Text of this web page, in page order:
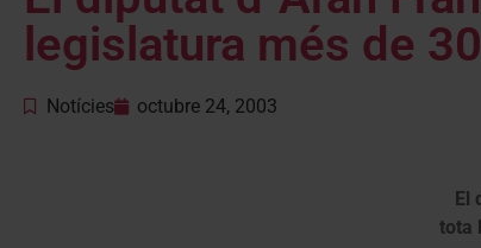
legislatura més de
Notícies octubre 24, 2003
El
tota